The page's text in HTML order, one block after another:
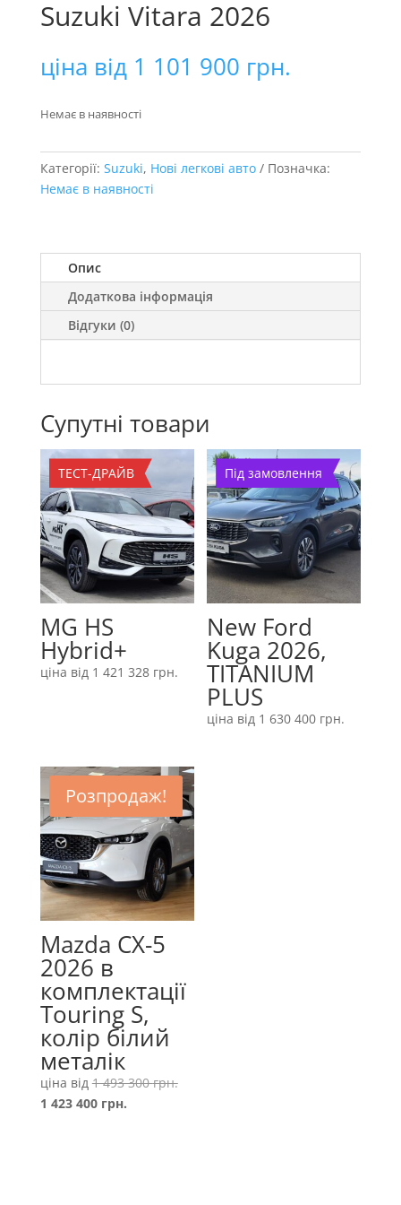
Suzuki Vitara 2026
ціна від 1 101 900 грн.
Немає в наявності
Категорії: Suzuki, Нові легкові авто
Позначка:
Немає в наявності
Опис
Додаткова інформація
Відгуки (0)
Супутні товари
ТЕСТ-ДРАЙВ
MG HS
Hybrid+
ціна від 1 421 328 грн.
Під замовлення
New Ford
Kuga 2026,
TITANIUM
PLUS
ціна від 1 630 400 грн.
Розпродаж!
Mazda CX-5
2026 в
комплектації
Touring S,
колір білий
металік
ціна від 1 493 300грн.Оригінальна
1 423 400 грн.Поточна